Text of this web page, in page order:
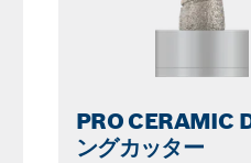
PRO CERAMIC
ングカッター